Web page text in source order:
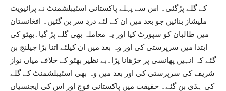
کے گلے پڑگئی۔ اس سے پہلے پاکستانی اسٹیبلشمنٹ نے پرائیویٹ
ملیشاز بنائیں جو بعد میں ان کے لئے دردِ سر بن گئیں۔ افغانستان
میں طالبان کو سپورٹ کیا اور یہ معاملہ بھی گلے پڑ گیا۔بھٹو کی
ابتدا میں سرپرستی کی اور وہ بعد میں ان کیلئے اتنا بڑا چیلنج بن
گئے کہ انہیں پھانسی پر چڑھانا پڑا۔بے نظیر بھٹو کے خلاف میاں نواز
شریف کی سرپرستی کی اور بعد میں وہ بھی اسٹیبلشمنٹ کے گلے
کی ہڈی بن گئے۔ حقیقت میں پاکستانی فوج اور اس کی ایجنسیاں